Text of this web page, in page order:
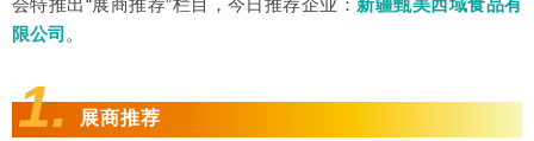
会特推出“展商推荐”栏目，今日推荐企业： 新疆甄美西域食品有
限公司 。
1. 展商推荐